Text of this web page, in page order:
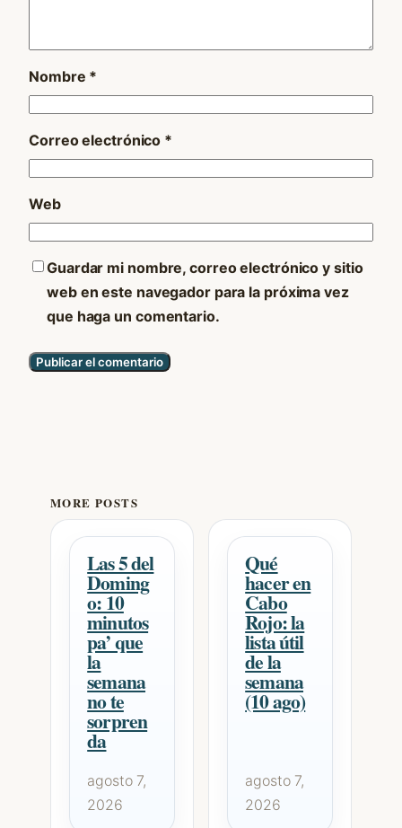
Nombre *
Correo electrónico *
Web
Guardar mi nombre, correo electrónico y sitio
web en este navegador para la próxima vez
que haga un comentario.
MORE POSTS
Las 5 del
Doming
o: 10
minutos
pa’ que
la
semana
no te
sorpren
da
agosto 7,
2026
Qué
hacer en
Cabo
Rojo: la
lista útil
de la
semana
(10 ago)
agosto 7,
2026